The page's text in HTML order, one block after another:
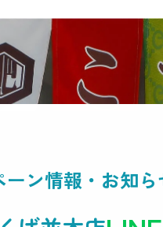
ン情報・ お知